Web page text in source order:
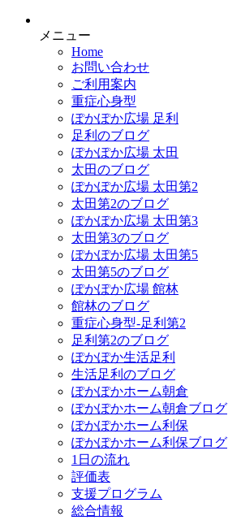
メニュー
Home
お問い合わせ
ご利用案内
重症心身型
ぽかぽか広場 足利
足利のブログ
ぽかぽか広場 太田
太田のブログ
ぽかぽか広場 太田第2
太田第2のブログ
ぽかぽか広場 太田第3
太田第3のブログ
ぽかぽか広場 太田第5
太田第5のブログ
ぽかぽか広場 館林
館林のブログ
重症心身型-足利第2
足利第2のブログ
ぽかぽか生活足利
生活足利のブログ
ぽかぽかホーム朝倉
ぽかぽかホーム朝倉ブログ
ぽかぽかホーム利保
ぽかぽかホーム利保ブログ
1日の流れ
評価表
支援プログラム
総合情報